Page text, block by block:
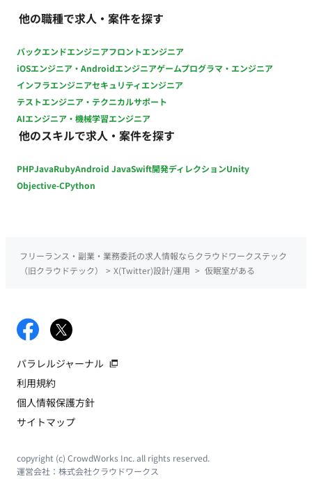
他の職種で求人・案件を探す
バックエンドエンジニアフロントエンジニア
iOSエンジニア・Androidエンジニアゲームプログラマ・エンジニア
インフラエンジニアセキュリティエンジニア
テストエンジニア・テクニカルサポート
AIエンジニア・機械学習エンジニア
他のスキルで求人・案件を探す
PHPJavaRubyAndroid JavaSwift開発ディレクションUnity
Objective-CPython
フリーランス・副業・業務委託の求人情報ならクラウドワークステック
（旧クラウドテック）
> X(Twitter)設計/運用 > 仮眠室がある
パラレルジャーナル
利用規約
個人情報保護方針
サイトマップ
copyright (c) CrowdWorks Inc. all rights reserved.
運営会社： 株式会社クラウドワークス